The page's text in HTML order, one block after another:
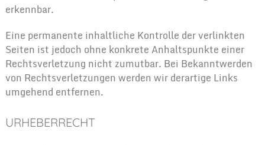
erkennbar.
Eine permanente inhaltliche Kontrolle der verlinkten
Seiten ist jedoch ohne konkrete Anhaltspunkte einer
Rechtsverletzung nicht zumutbar. Bei Bekanntwerden
von Rechtsverletzungen werden wir derartige Links
umgehend entfernen.
URHEBERRECHT